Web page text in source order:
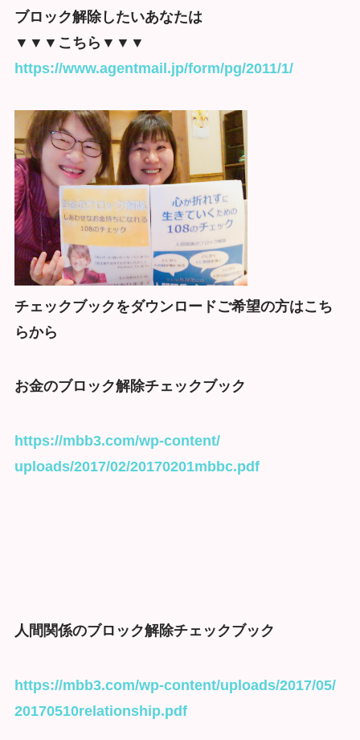
ブロック解除したいあなたは
▼▼▼こちら▼▼▼
https://www.agentmail.jp/form/pg/2011/1/
チェックブックをダウンロードご希望の方はこち
らから
お金のブロック解除チェックブック
https://mbb3.com/wp-content/
uploads/2017/02/20170201mbbc.pdf
人間関係のブロック解除チェックブック
https://mbb3.com/wp-content/uploads/2017/05/
20170510relationship.pdf